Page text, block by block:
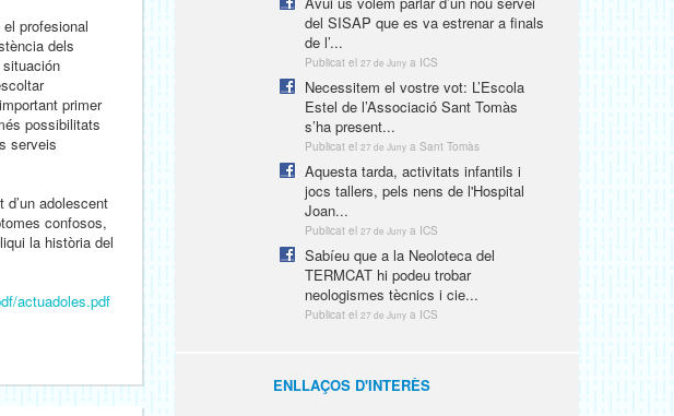
profesional
dels
primer
possibilitats
serveis
adolescent
confosos,
la història del
actuadoles.pdf
del SISAP que es va estrenar a finals
de l’...
Publicat el 27 de Juny a ICS
Necessitem el vostre vot: L’Escola
Estel de l’Associació Sant Tomàs
s’ha present...
Publicat el 27 de Juny a Sant Tomàs
Aquesta tarda, activitats infantils i
jocs tallers, pels nens de l'Hospital
Joan...
Publicat el 27 de Juny a ICS
Sabíeu que a la Neoloteca del
TERMCAT hi podeu trobar
neologismes tècnics i cie...
Publicat el 27 de Juny a ICS
ENLLAÇOS D'INTERÈS